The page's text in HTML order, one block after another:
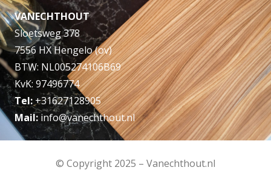
VANECHTHOUT
Sloetsweg 378
7556 HX Hengelo (ov)
BTW: NL005274106B69
KvK: 97496774
Tel:+31627128905
Mail: info@vanechthout.nl
© Copyright 2025 – Vanechthout.nl